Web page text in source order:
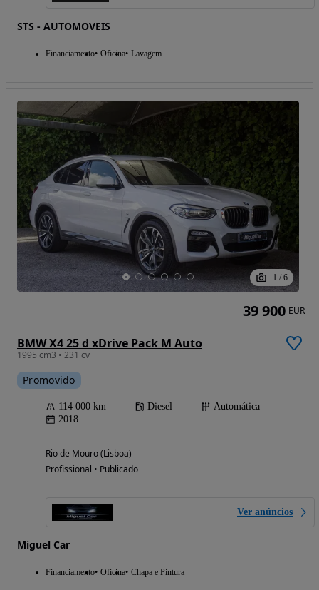
STS - AUTOMOVEIS
Financiamento Oficina Lavagem
1 / 6
BMW X4 25 d xDrive Pack M Auto
1995 cm3 • 231 cv
Promovido
114 000 km Diesel
Automática
2018
Rio de Mouro (Lisboa)
Profissional • Publicado
Ver anúncios
Miguel Car
Financiamento Oficina Chapa e Pintura
39 900 EUR